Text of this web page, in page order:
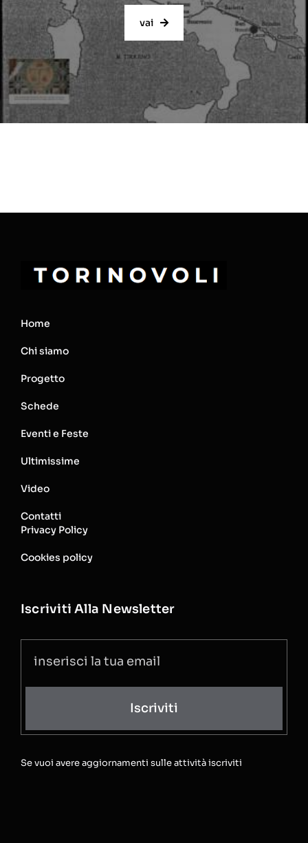
vai
Home
Chi siamo
Progetto
Schede
Eventi e Feste
Ultimissime
Video
Contatti
Privacy Policy
Cookies policy
Iscriviti Alla Newsletter
Iscriviti
Se vuoi avere aggiornamenti sulle attività iscriviti